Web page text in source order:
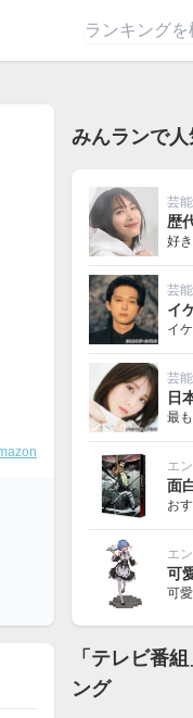
みんランで
芸
歴
好
芸
イ
イ
芸
日
最
エ
面
お
エ
可
可
「テレビ番
ング